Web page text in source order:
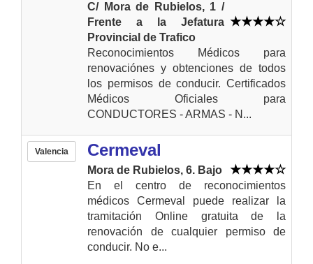
C/ Mora de Rubielos, 1 /
Frente a la Jefatura
Provincial de Trafico
Reconocimientos Médicos para
renovaciónes y obtenciones de todos
los permisos de conducir. Certificados
Médicos Oficiales para
CONDUCTORES - ARMAS - N...
Valencia Cermeval
Mora de Rubielos, 6. Bajo
En el centro de reconocimientos
médicos Cermeval puede realizar la
tramitación Online gratuita de la
renovación de cualquier permiso de
conducir. No e...